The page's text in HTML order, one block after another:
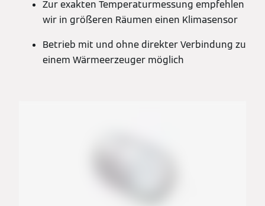
Zur exakten Temperaturmessung empfehlen
wir in größeren Räumen einen Klimasensor
Betrieb mit und ohne direkter Verbindung zu
einem Wärmeerzeuger möglich